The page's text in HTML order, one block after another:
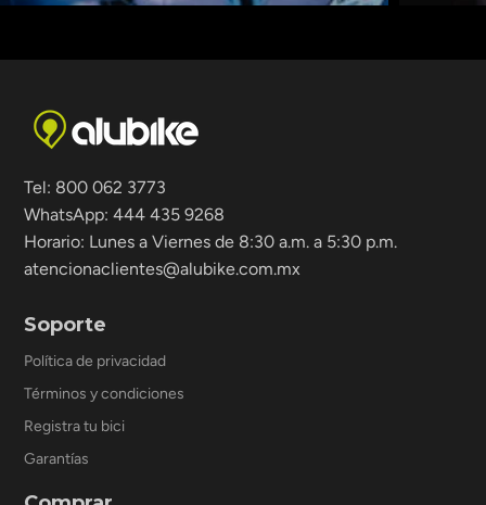
Tel: 800 062 3773
WhatsApp: 444 435 9268
Horario: Lunes a Viernes de 8:30 a.m. a 5:30 p.m.
atencionaclientes@alubike.com.mx
Soporte
Política de privacidad
Términos y condiciones
Registra tu bici
Garantías